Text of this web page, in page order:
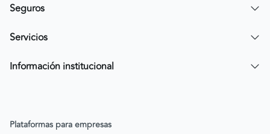
Simular crédito
Seguros
Compra tu SOAT
Servicios
Compra y Venta Segura
Información institucional
Plataformas para empresas